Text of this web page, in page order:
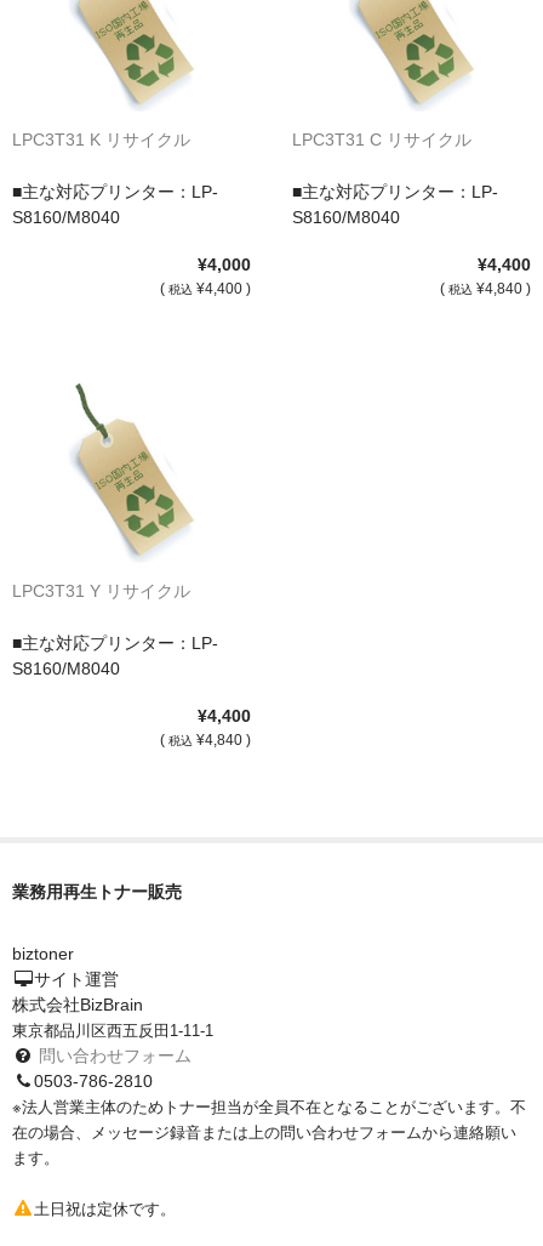
LPC3T31 K リサイクル
■主な対応プリンター：LP-
S8160/M8040
¥4,000
( 税込 ¥4,400 )
LPC3T31 C リサイクル
■主な対応プリンター：LP-
S8160/M8040
¥4,400
( 税込 ¥4,840 )
LPC3T31 Y リサイクル
■主な対応プリンター：LP-
S8160/M8040
¥4,400
( 税込 ¥4,840 )
業務用再生トナー販売
biztoner
サイト運営
株式会社BizBrain
東京都品川区西五反田1-11-1
問い合わせフォーム
0503-786-2810
※法人営業主体のためトナー担当が全員不在となることがございます。不
在の場合、メッセージ録音または上の問い合わせフォームから連絡願い
ます。
土日祝は定休です。